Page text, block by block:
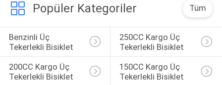
Popüler Kategoriler Tüm
Benzinli Üç
Tekerlekli Bisiklet
250CC Kargo Üç
Tekerlekli Bisiklet
200CC Kargo Üç
Tekerlekli Bisiklet
150CC Kargo Üç
Tekerlekli Bisiklet